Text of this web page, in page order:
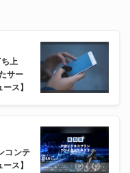
上
サー
ス】
コンテ
ス】